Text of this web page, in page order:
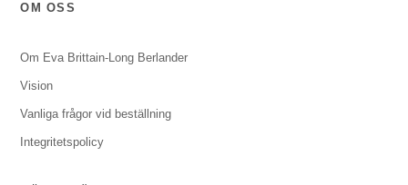
OM OSS
Om Eva Brittain-Long Berlander
Vision
Vanliga frågor vid beställning
Integritetspolicy